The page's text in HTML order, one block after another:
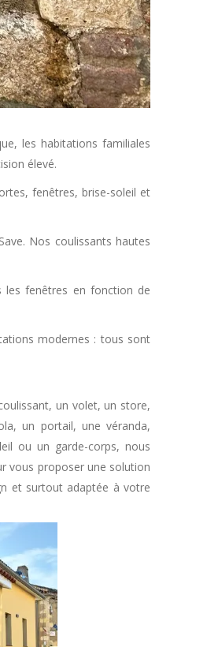
les habitations familiales
élevé.
fenêtres, brise-soleil et
Nos coulissants hautes
les fenêtres en fonction de
modernes : tous sont
un volet, un store,
un portail, une véranda,
ou un garde-corps, nous
vous proposer une solution
et surtout adaptée à votre